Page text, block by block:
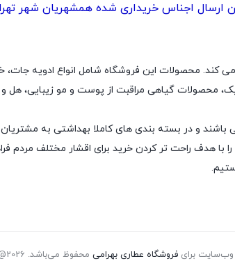
اجناس خریداری شده همشهریان شهر
عطاری فعالیت می کند. محصولات این فروشگاه شامل انواع
گیاهی مراقبت از پوست و مو زیبایی،
و در بسته بندی های کاملا بهداشتی به
هدف راحت تر کردن خرید برای اقشار مختلف مردم
وب‌سایت برایفروشگاه عطاری بهرامی محفوظ می‌باشد. All rights reserved@2026